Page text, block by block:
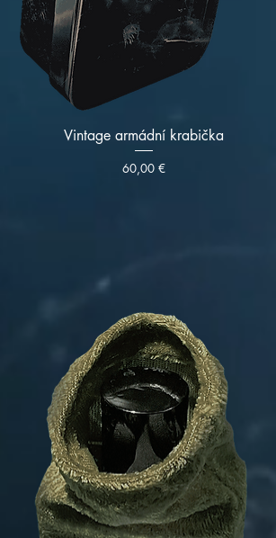
Vintage armádní krabička
Cena
60,00 €